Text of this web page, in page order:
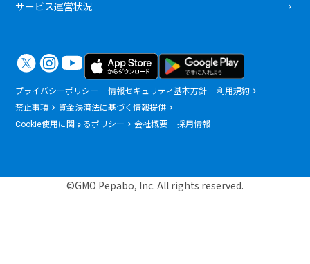
サービス運営状況
プライバシーポリシー 情報セキュリティ基本方針
利用規約
禁止事項
資金決済法に基づく情報提供
Cookie使用に関するポリシー
会社概要 採用情報
©GMO Pepabo, Inc. All rights reserved.